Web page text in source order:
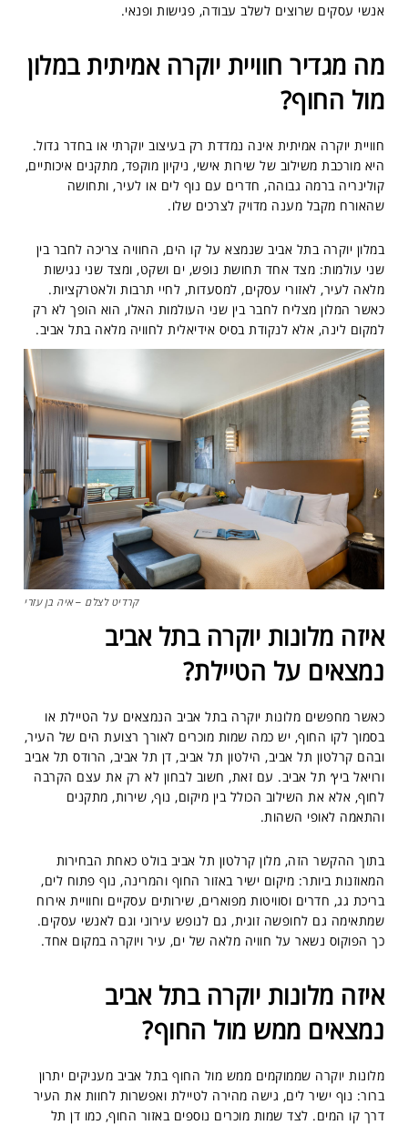
אנשי עסקים שרוצים לשלב עבודה, פגישות ופנאי.
מה מגדיר חוויית יוקרה אמיתית במלון
מול החוף?
חוויית יוקרה אמיתית אינה נמדדת רק בעיצוב יוקרתי או בחדר גדול.
היא מורכבת משילוב של שירות אישי, ניקיון מוקפד, מתקנים איכותיים,
קולינריה ברמה גבוהה, חדרים עם נוף לים או לעיר, ותחושה
שהאורח מקבל מענה מדויק לצרכים שלו.
במלון יוקרה בתל אביב שנמצא על קו הים, החוויה צריכה לחבר בין
שני עולמות: מצד אחד תחושת נופש, ים ושקט, ומצד שני נגישות
מלאה לעיר, לאזורי עסקים, למסעדות, לחיי תרבות ולאטרקציות.
כאשר המלון מצליח לחבר בין שני העולמות האלו, הוא הופך לא רק
למקום לינה, אלא לנקודת בסיס אידיאלית לחוויה מלאה בתל אביב.
קרדיט לצלם – איה בן עזרי
איזה מלונות יוקרה בתל אביב
נמצאים על הטיילת?
כאשר מחפשים מלונות יוקרה בתל אביב הנמצאים על הטיילת או
בסמוך לקו החוף, יש כמה שמות מוכרים לאורך רצועת הים של העיר,
ובהם קרלטון תל אביב, הילטון תל אביב, דן תל אביב, הרודס תל אביב
ורויאל ביץ׳ תל אביב. עם זאת, חשוב לבחון לא רק את עצם הקרבה
לחוף, אלא את השילוב הכולל בין מיקום, נוף, שירות, מתקנים
והתאמה לאופי השהות.
בתוך ההקשר הזה, מלון קרלטון תל אביב בולט כאחת הבחירות
המאוזנות ביותר: מיקום ישיר באזור החוף והמרינה, נוף פתוח לים,
בריכת גג, חדרים וסוויטות מפוארים, שירותים עסקיים וחוויית אירוח
שמתאימה גם לחופשה זוגית, גם לנופש עירוני וגם לאנשי עסקים.
כך הפוקוס נשאר על חוויה מלאה של ים, עיר ויוקרה במקום אחד.
איזה מלונות יוקרה בתל אביב
נמצאים ממש מול החוף?
מלונות יוקרה שממוקמים ממש מול החוף בתל אביב מעניקים יתרון
ברור: נוף ישיר לים, גישה מהירה לטיילת ואפשרות לחוות את העיר
דרך קו המים. לצד שמות מוכרים נוספים באזור החוף, כמו דן תל